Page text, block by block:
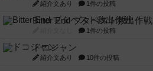
紹介文あり 1件の投稿
Bitter End ブタペスト救出作戦
1件の投稿
ドコジャン
紹介文あり 10件の投稿